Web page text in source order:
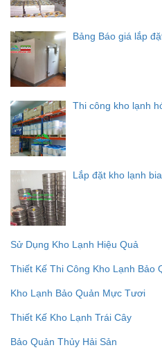
Bảng Báo giá lắp
Thi công kho lạnh
Lắp đặt kho lạnh
Sử Dụng Kho Lạnh Hiệu Quả
Thiết Kế Thi Công Kho Lạnh Bảo
Kho Lạnh Bảo Quản Mực Tươi
Thiết Kế Kho Lạnh Trái Cây
Bảo Quản Thủy Hải Sản